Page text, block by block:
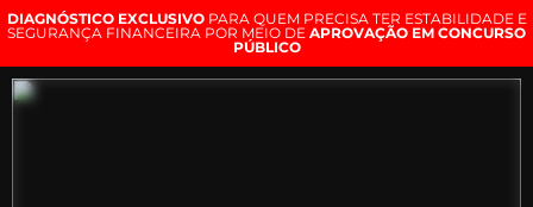
DIAGNÓSTICO EXCLUSIVOPARA QUEM PRECISA TER ESTABILIDADE E
SEGURANÇA FINANCEIRA POR MEIO DE APROVAÇÃO EM CONCURSO
PÚBLICO